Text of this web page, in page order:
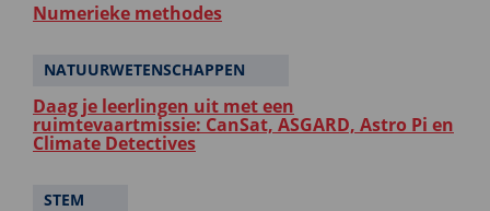
Numerieke methodes
NATUURWETENSCHAPPEN
Daag je leerlingen uit met een
ruimtevaartmissie: CanSat, ASGARD, Astro Pi en
Climate Detectives
STEM